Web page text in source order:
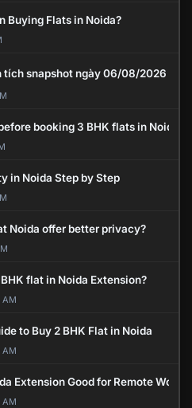
Buying Flats in Noida?
tích snapshot ngày 06/08/2026
booking 3 BHK flats in Noida?
in Noida Step by Step
Noida offer better privacy?
flat in Noida Extension?
AM
to Buy 2 BHK Flat in Noida
AM
Extension Good for Remote Work?
AM